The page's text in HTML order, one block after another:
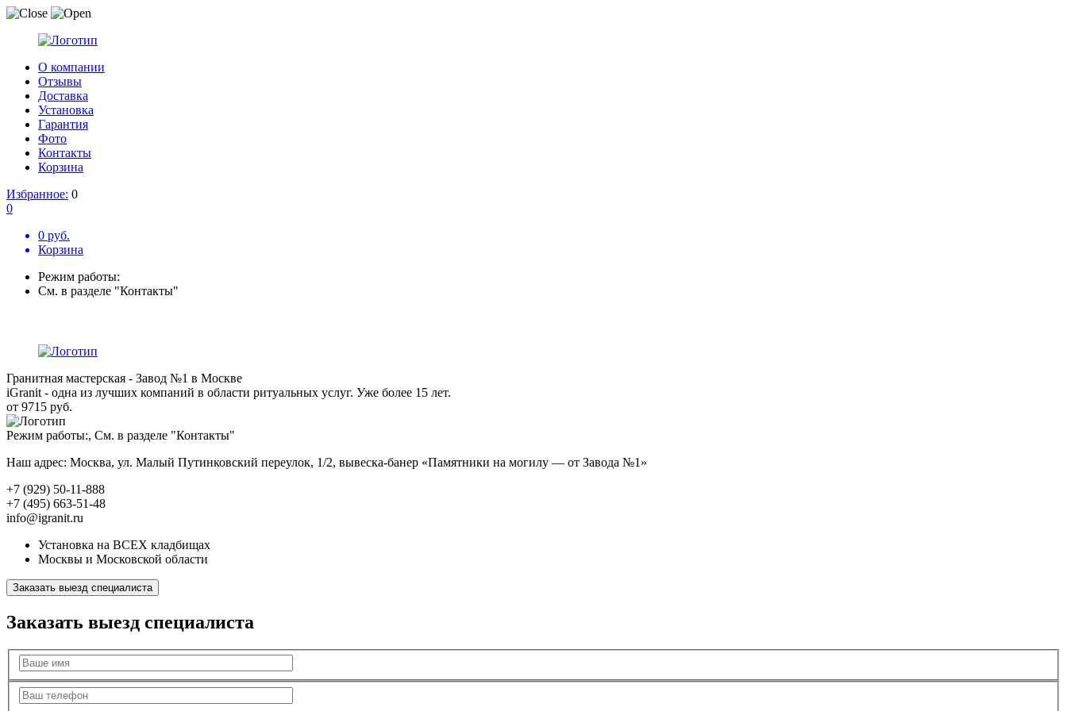
О компании
Отзывы
Доставка
Установка
Гарантия
Фото
Контакты
Корзина
Избранное: 0
0
0 руб.
Корзина
Режим работы:
См. в разделе "Контакты"
Гранитная мастерская - Завод №1 в Москве
iGranit - одна из лучших компаний в области ритуальных услуг. Уже более 15 лет.
от 9715 руб.
Режим работы:, См. в разделе "Контакты"
Наш адрес: Москва, ул. Малый Путинковский переулок, 1/2, вывеска-банер «Памятники на могилу — от Завода №1»
+7 (929) 50-11-888
+7 (495) 663-51-48
info@igranit.ru
Установка на ВСЕХ кладбищах
Москвы и Московской области
Заказать выезд специалиста
Заказать выезд специалиста